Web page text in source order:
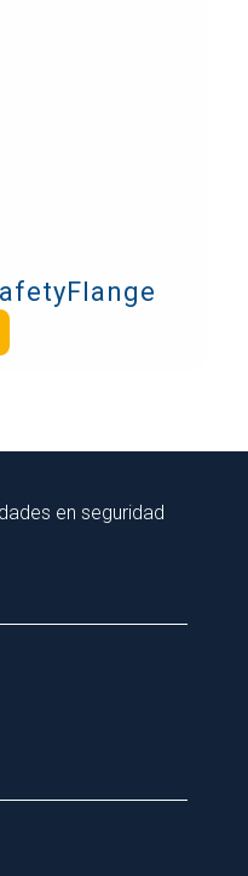
en seguridad